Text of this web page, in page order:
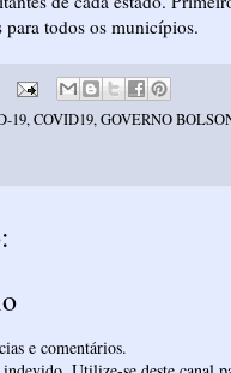
para todos os municípios.
19,COVID19,GOVERNO
e comentários.